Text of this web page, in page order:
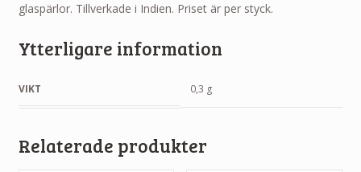
glaspärlor. Tillverkade i Indien. Priset är per styck.
Ytterligare information
VIKT 0,3 g
Relaterade produkter